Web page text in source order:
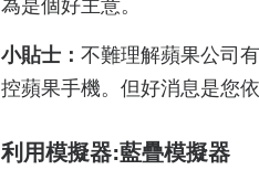
為是個好主意。
小貼士： 不難理解蘋果公司
控蘋果手機。但好消息是您
利用模擬器:藍疊模擬器